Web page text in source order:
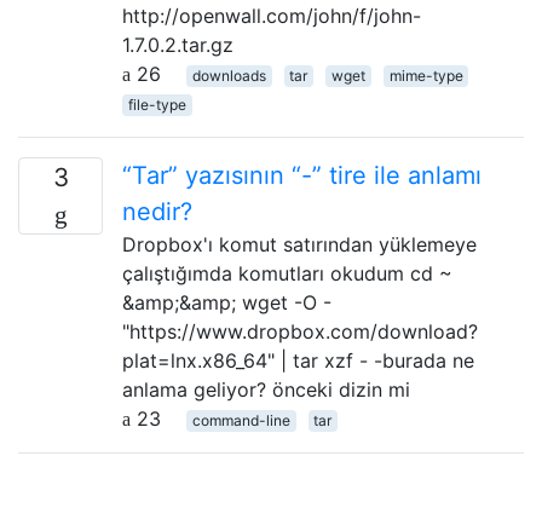
http://openwall.com/john/f/john-
1.7.0.2.tar.gz
26
downloads tar wget
mime-type
file-type
3
“Tar” yazısının “-” tire ile anlamı
nedir?
Dropbox'ı komut satırından yüklemeye
çalıştığımda komutları okudum cd ~
&amp;&amp; wget -O -
"https://www.dropbox.com/download?
plat=lnx.x86_64" | tar xzf - -burada ne
anlama geliyor? önceki dizin mi
23
command-line tar